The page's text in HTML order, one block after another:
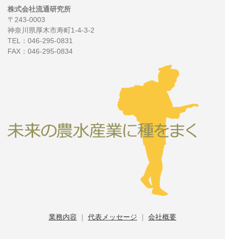
株式会社流通研究所
〒243-0003
神奈川県厚木市寿町1-4-3-2
TEL：046-295-0831
FAX：046-295-0834
業務内容 ｜ 代表メッセージ ｜ 会社概要